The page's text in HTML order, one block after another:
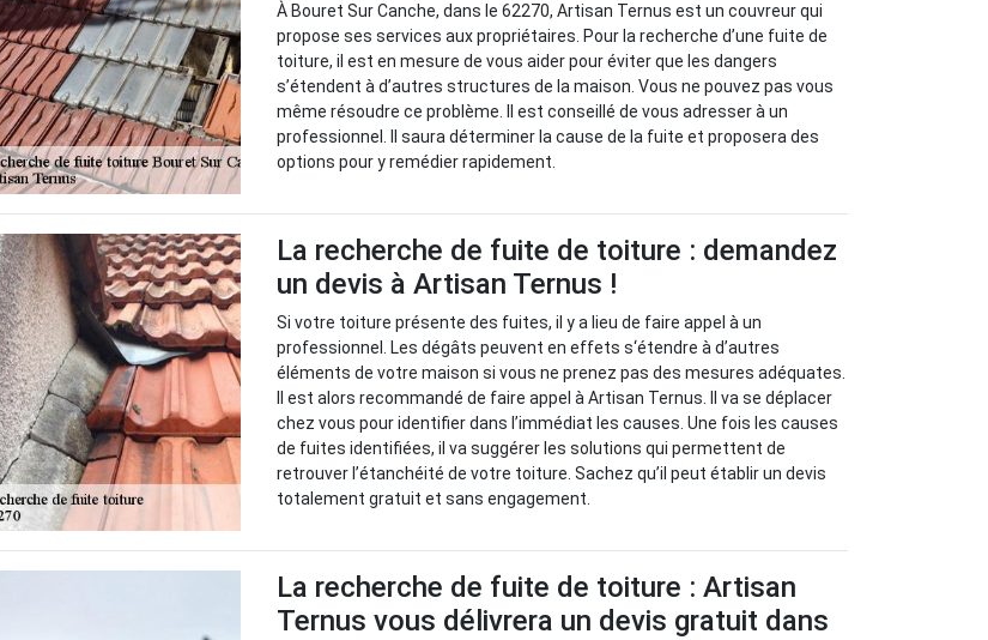
À Bouret Sur Canche, dans le 62270, Artisan Ternus est un couvreur qui
propose ses services aux propriétaires. Pour la recherche d’une fuite de
toiture, il est en mesure de vous aider pour éviter que les dangers
s’étendent à d’autres structures de la maison. Vous ne pouvez pas vous
même résoudre ce problème. Il est conseillé de vous adresser à un
professionnel. Il saura déterminer la cause de la fuite et proposera des
options pour y remédier rapidement.
La recherche de fuite de toiture : demandez
un devis à Artisan Ternus !
Si votre toiture présente des fuites, il y a lieu de faire appel à un
professionnel. Les dégâts peuvent en effets s‘étendre à d’autres
éléments de votre maison si vous ne prenez pas des mesures adéquates.
Il est alors recommandé de faire appel à Artisan Ternus. Il va se déplacer
chez vous pour identifier dans l’immédiat les causes. Une fois les causes
de fuites identifiées, il va suggérer les solutions qui permettent de
retrouver l’étanchéité de votre toiture. Sachez qu’il peut établir un devis
totalement gratuit et sans engagement.
La recherche de fuite de toiture : Artisan
Ternus vous délivrera un devis gratuit dans